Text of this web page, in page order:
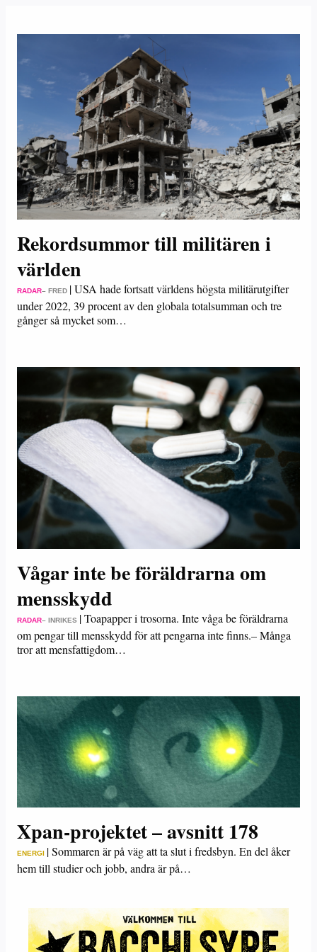
Rekordsummor till militären i
världen
RADAR– FRED |USA hade fortsatt världens högsta militärutgifter
under 2022, 39 procent av den globala totalsumman och tre
gånger så mycket som…
Vågar inte be föräldrarna om
mensskydd
RADAR– INRIKES |Toapapper i trosorna. Inte våga be föräldrarna
om pengar till mensskydd för att pengarna inte finns.– Många
tror att mensfattigdom…
Xpan-projektet – avsnitt 178
ENERGI |Sommaren är på väg att ta slut i fredsbyn. En del åker
hem till studier och jobb, andra är på…